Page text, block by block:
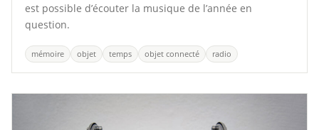
est possible d’écouter la musique de l’année en
question.
mémoire objet temps objet connecté radio